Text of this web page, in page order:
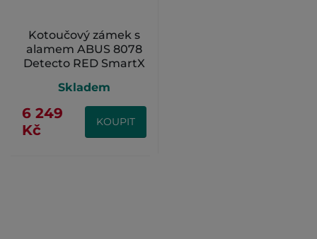
Kotoučový zámek s
alamem ABUS 8078
Detecto RED SmartX
Skladem
6 249
Kč
KOUPIT